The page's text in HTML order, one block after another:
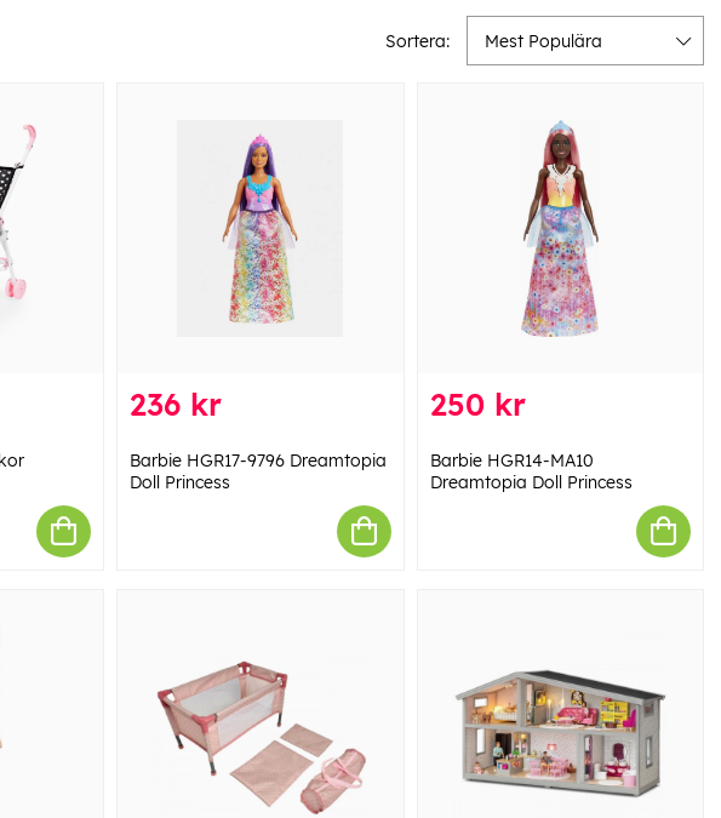
Sortera: Mest Populära
236 kr
Barbie HGR17-9796 Dreamtopia
Doll Princess
250 kr
Barbie HGR14-MA10
Dreamtopia Doll Princess